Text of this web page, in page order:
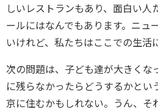
しいレストランもあり、面白い人
ールにはなんでもあります。ニュ
いけれど、私たちはここでの生活
次の問題は、子ども達が大きくな
に残らなかったらどうするかとい
京に住むかもしれない。うん、そ